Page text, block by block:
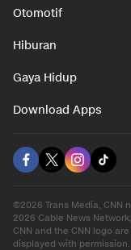
Otomotif
Hiburan
Gaya Hidup
Download Apps
©2026 Trans Media, CNN
2026 Cable News
CNN and the CNN logo
displayed with permission.